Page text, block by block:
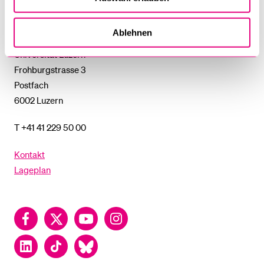
Ablehnen
Universität
Universität Luzern
Frohburgstrasse 3
Postfach
6002 Luzern
T +41 41 229 50 00
Kontakt
Lageplan
FacebookTwitter YouTubeInstagram
LinkedInTikTok Bluesky